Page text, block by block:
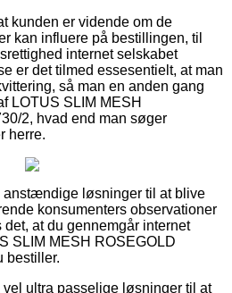
kunden er vidende om de
kan influere på bestillingen, til
internet selskabet
er det tilmed essesentielt, at man
så man en anden gang
LOTUS SLIM MESH
2, hvad end man søger
herre.
anstændige løsninger til at blive
konsumenters observationer
at du gennemgår internet
SLIM MESH ROSEGOLD
bestiller.
ultra passelige løsninger til at